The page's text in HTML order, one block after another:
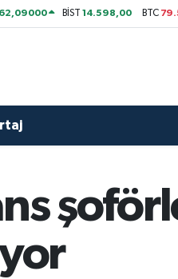
BİST14.598,00 BTC